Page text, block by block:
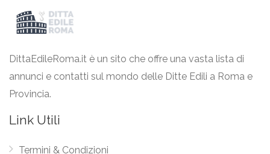
DittaEdileRoma.it è un sito che offre una vasta lista di
annunci e contatti sul mondo delle Ditte Edili a Roma e
Provincia.
Link Utili
Termini & Condizioni